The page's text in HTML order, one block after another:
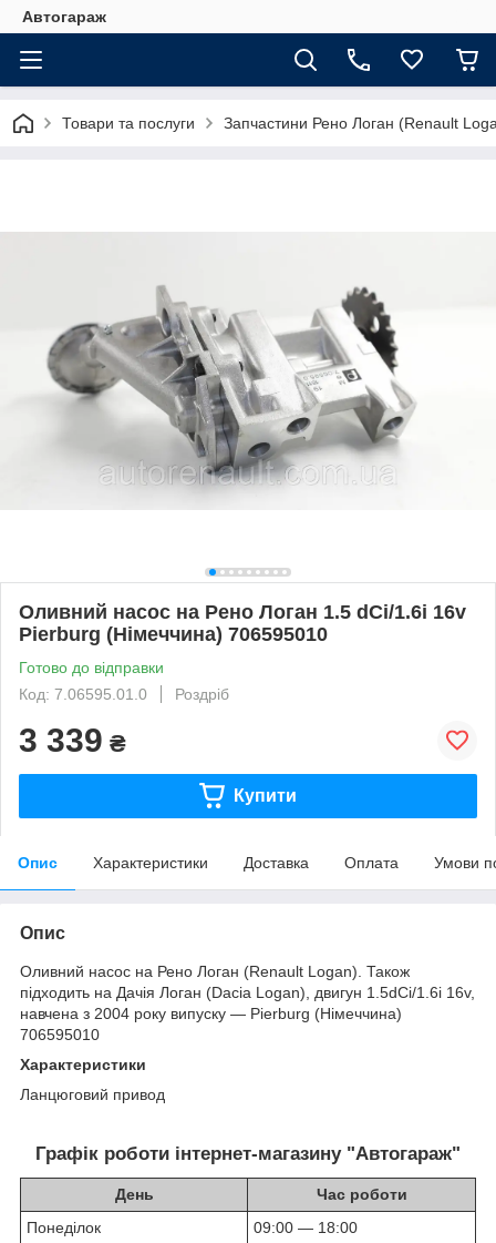
Автогараж
Товари та послуги Запчастини Рено Логан (Renault
Оливний насос на Рено Логан 1.5 dCi/1.6i 16v
Pierburg (Німеччина) 706595010
Готово до відправки
Код: 7.06595.01.0
Роздріб
3 339 ₴
Купити
Опис Характеристики Доставка Оплата Умови
Опис
Оливний насос на Рено Логан (Renault Logan). Також
підходить на Дачія Логан (Dacia Logan), двигун 1.5dCi/1.6i 16v,
навчена з 2004 року випуску — Pierburg (Німеччина)
706595010
Характеристики
Ланцюговий привод
Графік роботи інтернет-магазину "Автогараж"
День
Час роботи
Понеділок
09:00 — 18:00